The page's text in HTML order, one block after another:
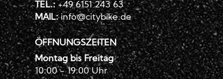
TEL.:+49 6151 243 63
MAIL: info@citybike.de
ÖFFNUNGSZEITEN
Montag bis Freitag
10:00 - 19:00 Uhr